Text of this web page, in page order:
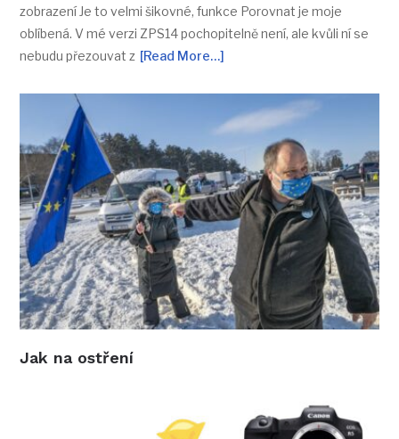
zobrazení Je to velmi šikovné, funkce Porovnat je moje
oblíbená. V mé verzi ZPS14 pochopitelně není, ale kvůli ní se
nebudu přezouvat z [Read More…]
Jak na ostření